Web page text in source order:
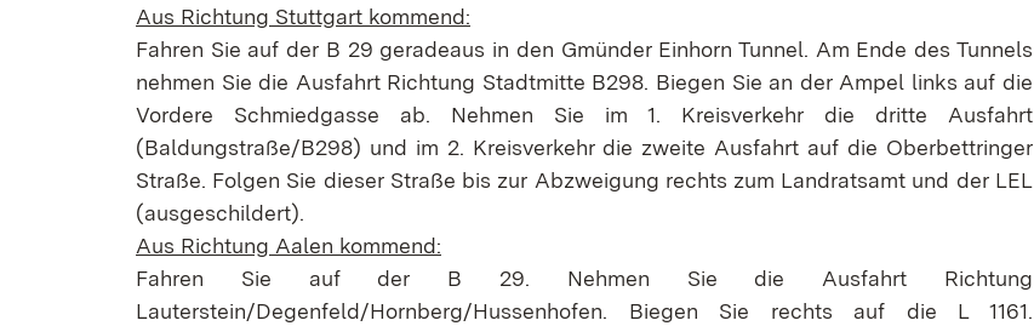
Aus Richtung Stuttgart kommend:
Fahren Sie auf der B 29 geradeaus in den Gmünder Einhorn Tunnel. Am Ende des Tunnels
nehmen Sie die Ausfahrt Richtung Stadtmitte B298. Biegen Sie an der Ampel links auf die
Vordere Schmiedgasse ab. Nehmen Sie im 1. Kreisverkehr die dritte Ausfahrt
(Baldungstraße/B298) und im 2. Kreisverkehr die zweite Ausfahrt auf die Oberbettringer
Straße. Folgen Sie dieser Straße bis zur Abzweigung rechts zum Landratsamt und der LEL
(ausgeschildert).
Aus Richtung Aalen kommend:
Fahren Sie auf der B 29. Nehmen Sie die Ausfahrt Richtung
Lauterstein/Degenfeld/Hornberg/Hussenhofen. Biegen Sie rechts auf die L 1161.